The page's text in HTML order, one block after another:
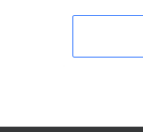
orelha